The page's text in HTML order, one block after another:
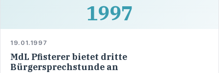
1997
19.01.1997
MdL Pfisterer bietet dritte
Bürgersprechstunde an